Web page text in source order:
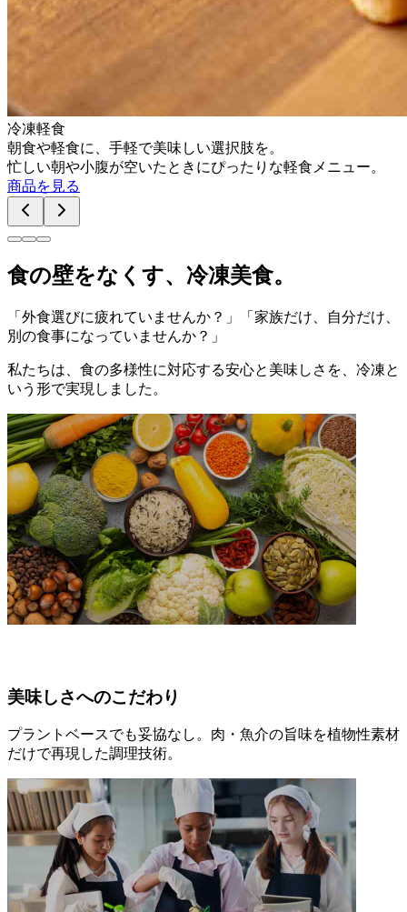
冷凍軽食
朝食や軽食に、手軽で美味しい選択肢を。
忙しい朝や小腹が空いたときにぴったりな軽食メニュー。
商品を見る
食の壁をなくす、冷凍美食。
「外食選びに疲れていませんか？」「家族だけ、自分だけ、
別の食事になっていませんか？」
私たちは、食の多様性に対応する安心と美味しさを、冷凍と
いう形で実現しました。
美味しさへのこだわり
プラントベースでも妥協なし。肉・魚介の旨味を植物性素材
だけで再現した調理技術。